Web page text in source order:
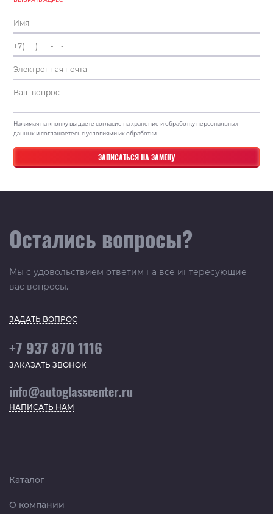
Нажимая на кнопку вы даете согласие на хранение и обработку персональных
данных и соглашаетесь с условиями их обработки.
Остались вопросы?
Мы с удовольствием ответим на все интересующие
вас вопросы.
ЗАДАТЬ ВОПРОС
+7 937 870 1116
ЗАКАЗАТЬ ЗВОНОК
info@autoglasscenter.ru
НАПИСАТЬ НАМ
Каталог
О компании